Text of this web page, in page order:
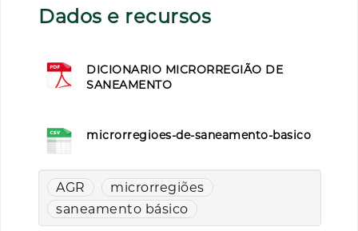
Dados e recursos
DICIONARIO MICRORREGIÃO DE
SANEAMENTO
microrregioes-de-saneamento-basico
AGR
microrregiões
saneamento básico